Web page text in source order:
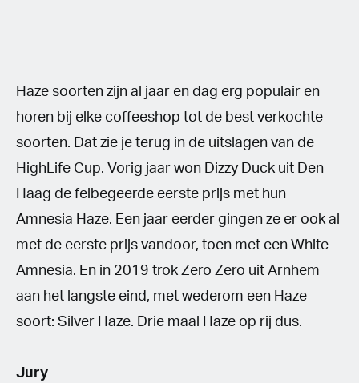
Haze soorten zijn al jaar en dag erg populair en
horen bij elke coffeeshop tot de best verkochte
soorten. Dat zie je terug in de uitslagen van de
HighLife Cup. Vorig jaar won Dizzy Duck uit Den
Haag de felbegeerde eerste prijs met hun
Amnesia Haze. Een jaar eerder gingen ze er ook al
met de eerste prijs vandoor, toen met een White
Amnesia. En in 2019 trok Zero Zero uit Arnhem
aan het langste eind, met wederom een Haze-
soort: Silver Haze. Drie maal Haze op rij dus.
Jury